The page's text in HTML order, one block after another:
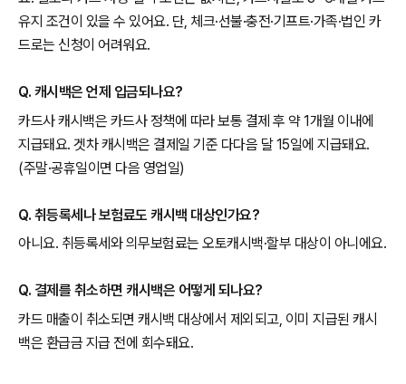
유지 조건이 있을 수 있어요. 단, 체크·선불·충전·기프트·가족·법인 카
드로는 신청이 어려워요.
Q. 캐시백은 언제 입금되나요?
카드사 캐시백은 카드사 정책에 따라 보통 결제 후 약 1개월 이내에
지급돼요. 겟차 캐시백은 결제일 기준 다다음 달 15일에 지급돼요.
(주말·공휴일이면 다음 영업일)
Q. 취등록세나 보험료도 캐시백 대상인가요?
아니요. 취등록세와 의무보험료는 오토캐시백·할부 대상이 아니에요.
Q. 결제를 취소하면 캐시백은 어떻게 되나요?
카드 매출이 취소되면 캐시백 대상에서 제외되고, 이미 지급된 캐시
백은 환급금 지급 전에 회수돼요.